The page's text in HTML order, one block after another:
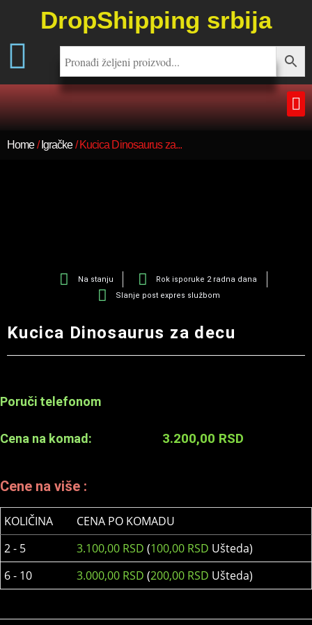
DropShipping srbija
Home/ Igračke/ Kucica Dinosaurus za...
Na stanju
Rok isporuke 2 radna dana
Slanje post expres službom
Kucica Dinosaurus za decu
Poruči telefonom
Cena na komad: 3.200,00 RSD
Cene na više :
KOLIČINA
CENA PO KOMADU
2 - 5
3.100,00 RSD (100,00 RSD Ušteda)
6 - 10
3.000,00 RSD (200,00 RSD Ušteda)